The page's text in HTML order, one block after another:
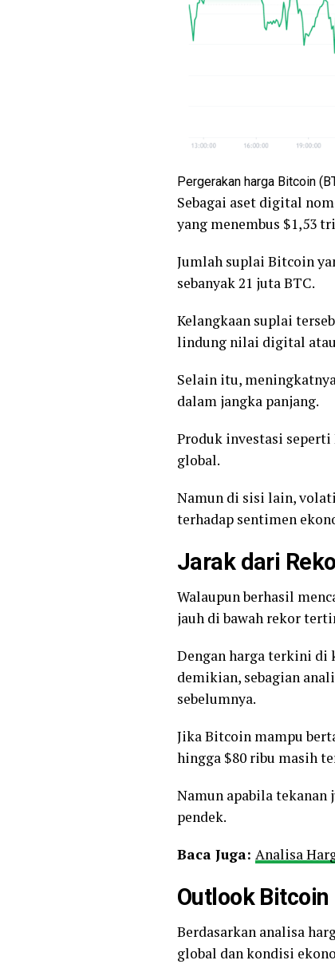
Pergerakan harga Bitcoin
Sebagai aset digital
yang menembus $1,53
Jumlah suplai Bitcoin
sebanyak 21 juta BTC.
Kelangkaan suplai
lindung nilai digital
Selain itu,
dalam jangka panjang.
Produk investasi
global.
Namun di sisi lain,
terhadap sentimen
Jarak dari
Walaupun berhasil
jauh di bawah rekor
Dengan harga terkini di
demikian, sebagian
sebelumnya.
Jika Bitcoin mampu
hingga $80 ribu masih
Namun apabila
pendek.
Baca Juga: Analisa
Outlook
Berdasarkan analisa
global dan kondisi